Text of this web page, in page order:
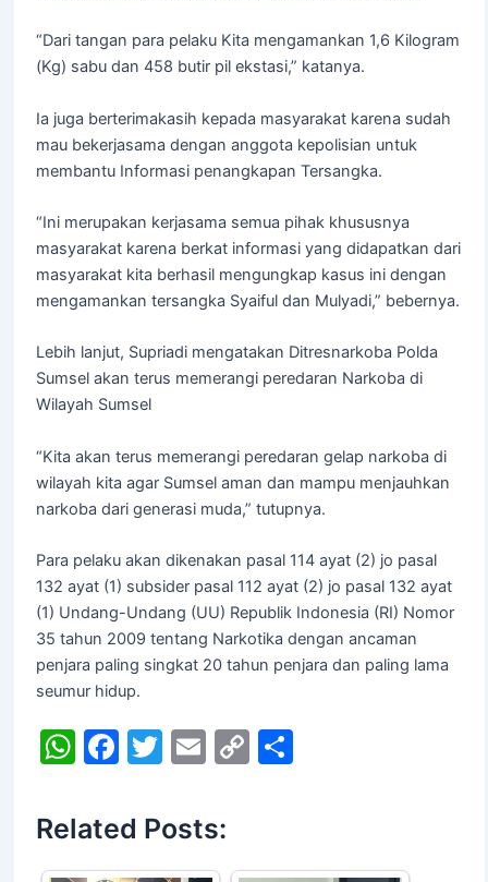
“Dari tangan para pelaku Kita mengamankan 1,6 Kilogram
(Kg) sabu dan 458 butir pil ekstasi,” katanya.
Ia juga berterimakasih kepada masyarakat karena sudah
mau bekerjasama dengan anggota kepolisian untuk
membantu Informasi penangkapan Tersangka.
“Ini merupakan kerjasama semua pihak khususnya
masyarakat karena berkat informasi yang didapatkan dari
masyarakat kita berhasil mengungkap kasus ini dengan
mengamankan tersangka Syaiful dan Mulyadi,” bebernya.
Lebih lanjut, Supriadi mengatakan Ditresnarkoba Polda
Sumsel akan terus memerangi peredaran Narkoba di
Wilayah Sumsel
“Kita akan terus memerangi peredaran gelap narkoba di
wilayah kita agar Sumsel aman dan mampu menjauhkan
narkoba dari generasi muda,” tutupnya.
Para pelaku akan dikenakan pasal 114 ayat (2) jo pasal
132 ayat (1) subsider pasal 112 ayat (2) jo pasal 132 ayat
(1) Undang-Undang (UU) Republik Indonesia (RI) Nomor
35 tahun 2009 tentang Narkotika dengan ancaman
penjara paling singkat 20 tahun penjara dan paling lama
seumur hidup.
W
at
s
F
c
e
T
itt
er
E
ai
l
C S
Related Posts: